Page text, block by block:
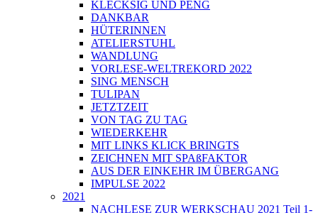
KLECKSIG UND PENG
DANKBAR
HÜTERINNEN
ATELIERSTUHL
WANDLUNG
VORLESE-WELTREKORD 2022
SING MENSCH
TULIPAN
JETZTZEIT
VON TAG ZU TAG
WIEDERKEHR
MIT LINKS KLICK BRINGTS
ZEICHNEN MIT SPAßFAKTOR
AUS DER EINKEHR IM ÜBERGANG
IMPULSE 2022
2021
NACHLESE ZUR WERKSCHAU 2021 Teil 1-